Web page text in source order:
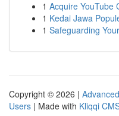
1 Acquire YouTube
1 Kedai Jawa
1 Safeguarding
Copyright © 2026 |
Users | Made with Kliqqi